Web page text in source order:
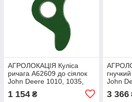
АГРОЛОКАЦІЯ Куліса
ричага A62609 до сіялок
John Deere 1010, 1035,
1770, 7200, 7300,
1 154 ₴
John
1790,
3 366